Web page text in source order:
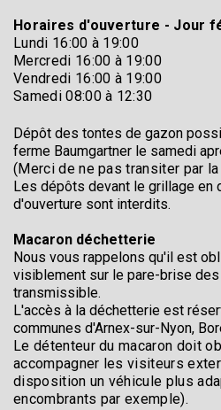
Horaires d'ouverture - Jour
Lundi 16:00 à 19:00
Mercredi 16:00 à 19:00
Vendredi 16:00 à 19:00
Samedi 08:00 à 12:30
Dépôt des tontes de gazon
ferme Baumgartner le samedi
(Merci de ne pas transiter par
Les dépôts devant le grillage en
d'ouverture sont interdits.
Macaron déchetterie
Nous vous rappelons qu'il est
visiblement sur le pare-brise
transmissible.
L'accès à la déchetterie est
communes d'Arnex-sur-Nyon,
Le détenteur du macaron doit
accompagner les visiteurs
disposition un véhicule plus
encombrants par exemple).